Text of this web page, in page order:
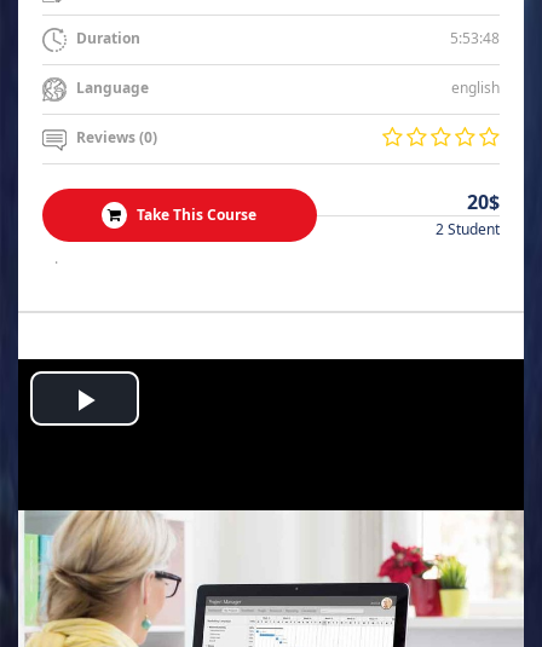
Duration 5:53:48
Language english
Reviews (0)
Take This Course 20$
2 Student
.
Play